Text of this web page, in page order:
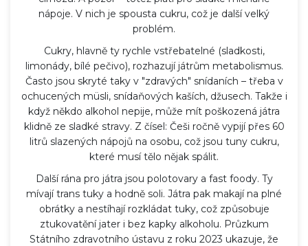
nápoje. V nich je spousta cukru, což je další velký
problém.
Cukry, hlavně ty rychle vstřebatelné (sladkosti,
limonády, bílé pečivo), rozhazují játrům metabolismus.
Často jsou skryté taky v "zdravých" snídaních – třeba v
ochucených müsli, snídaňových kaších, džusech. Takže i
když někdo alkohol nepije, může mít poškozená játra
klidně ze sladké stravy. Z čísel: Češi ročně vypijí přes 60
litrů slazených nápojů na osobu, což jsou tuny cukru,
které musí tělo nějak spálit.
Další rána pro játra jsou polotovary a fast foody. Ty
mívají trans tuky a hodně soli. Játra pak makají na plné
obrátky a nestíhají rozkládat tuky, což způsobuje
ztukovatění jater i bez kapky alkoholu. Průzkum
Státního zdravotního ústavu z roku 2023 ukazuje, že